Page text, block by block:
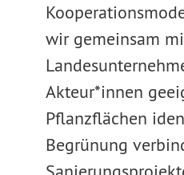
wir gemeinsam
Akteur*innen
Pflanzflächen
Begrünung